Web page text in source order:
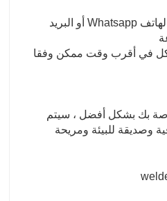
1. الدعم الفني عن طريق الهاتف Whatsapp أو البريد
في أقرب وقت ممكن وفقا
بك بشكل أفضل ، سيتم
وصديقة للبيئة ومريحة